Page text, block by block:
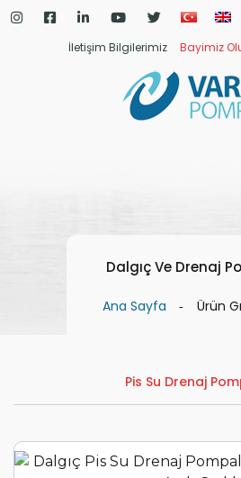
İletişim Bilgilerimiz Bayimiz
Dalgıç Ve Drenaj
Ana Sayfa Ürün
Pis Su Drenaj